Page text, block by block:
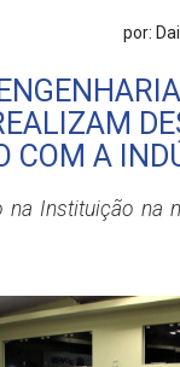
por:
COM A
Instituição na